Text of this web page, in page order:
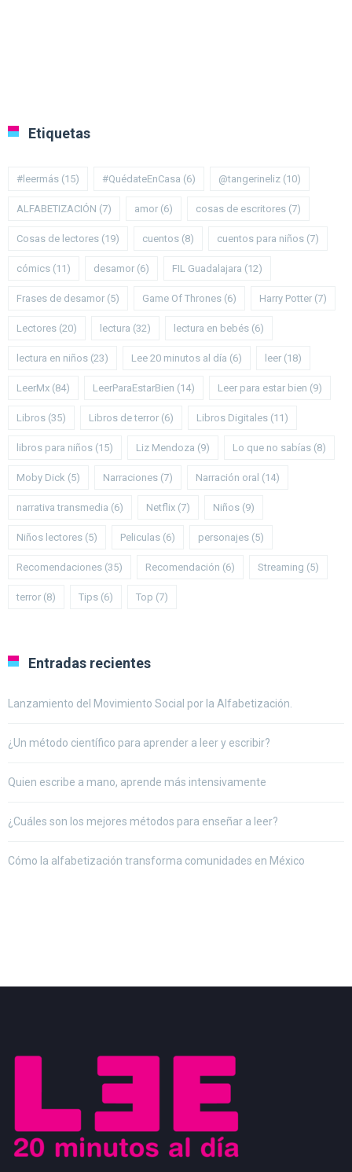
Etiquetas
#leermás (15) #QuédateEnCasa (6) @tangerineliz (10)
ALFABETIZACIÓN (7) amor (6) cosas de escritores (7)
Cosas de lectores (19) cuentos (8) cuentos para niños (7)
cómics (11) desamor (6) FIL Guadalajara (12)
Frases de desamor (5) Game Of Thrones (6) Harry Potter (7)
Lectores (20) lectura (32) lectura en bebés (6)
lectura en niños (23) Lee 20 minutos al día (6) leer (18)
LeerMx (84) LeerParaEstarBien (14) Leer para estar bien (9)
Libros (35) Libros de terror (6) Libros Digitales (11)
libros para niños (15) Liz Mendoza (9) Lo que no sabías (8)
Moby Dick (5) Narraciones (7) Narración oral (14)
narrativa transmedia (6) Netflix (7) Niños (9)
Niños lectores (5) Peliculas (6) personajes (5)
Recomendaciones (35) Recomendación (6) Streaming (5)
terror (8) Tips (6) Top (7)
Entradas recientes
Lanzamiento del Movimiento Social por la Alfabetización.
¿Un método científico para aprender a leer y escribir?
Quien escribe a mano, aprende más intensivamente
¿Cuáles son los mejores métodos para enseñar a leer?
Cómo la alfabetización transforma comunidades en México